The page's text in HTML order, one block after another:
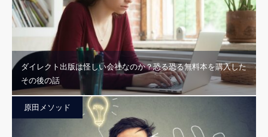
ダイレクト出版は怪しい会社なのか？恐る恐る無料本を購入した
その後の話
原田メソッド